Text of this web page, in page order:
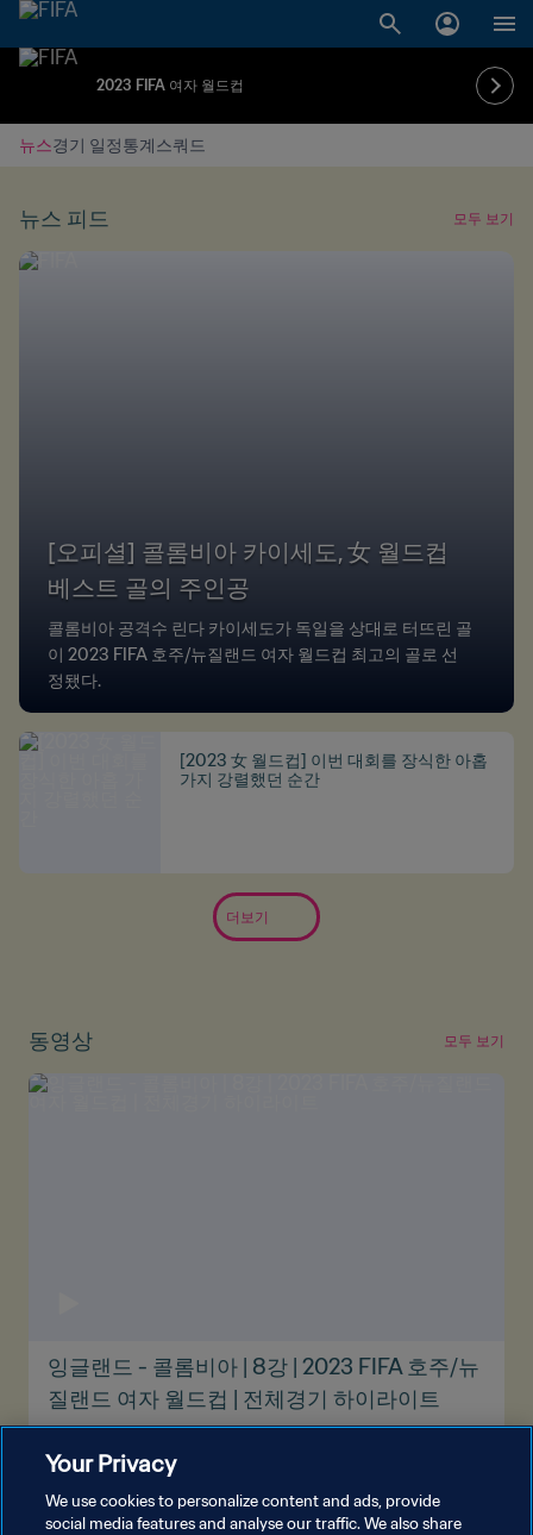
2023 FIFA 여자 월드컵
뉴스경기 일정통계스쿼드
뉴스 피드 모두 보기
[오피셜] 콜롬비아 카이세도, 女 월드컵
베스트 골의 주인공
콜롬비아 공격수 린다 카이세도가 독일을 상대로 터뜨린 골
이 2023 FIFA 호주/뉴질랜드 여자 월드컵 최고의 골로 선
정됐다.
[2023 女 월드컵] 이번 대회를 장식한 아홉
가지 강렬했던 순간
더보기
동영상 모두 보기
잉글랜드 - 콜롬비아 | 8강 | 2023 FIFA 호주/뉴
질랜드 여자 월드컵 | 전체경기 하이라이트
Your Privacy
We use cookies to personalize content and ads, provide
social media features and analyse our traffic. We also share